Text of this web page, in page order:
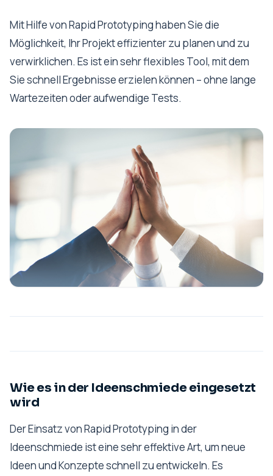
Mit Hilfe von Rapid Prototyping haben Sie die
Möglichkeit, Ihr Projekt effizienter zu planen und zu
verwirklichen. Es ist ein sehr flexibles Tool, mit dem
Sie schnell Ergebnisse erzielen können – ohne lange
Wartezeiten oder aufwendige Tests.
Wie es in der Ideenschmiede eingesetzt
wird
Der Einsatz von Rapid Prototyping in der
Ideenschmiede ist eine sehr effektive Art, um neue
Ideen und Konzepte schnell zu entwickeln. Es